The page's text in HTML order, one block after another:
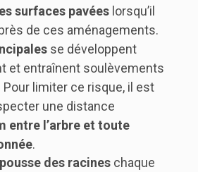
surfaces pavéeslorsqu’il
de ces aménagements.
se développent
et entraînent soulèvements
limiter ce risque, il est
une distance
entre l’arbre et toute
.
des racineschaque